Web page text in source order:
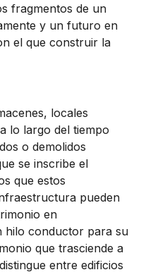
fragmentos de un
y un futuro en
el que construir la
locales
lo largo del tiempo
o demolidos
se inscribe el
que estos
pueden
en
hilo conductor para su
que trasciende a
entre edificios